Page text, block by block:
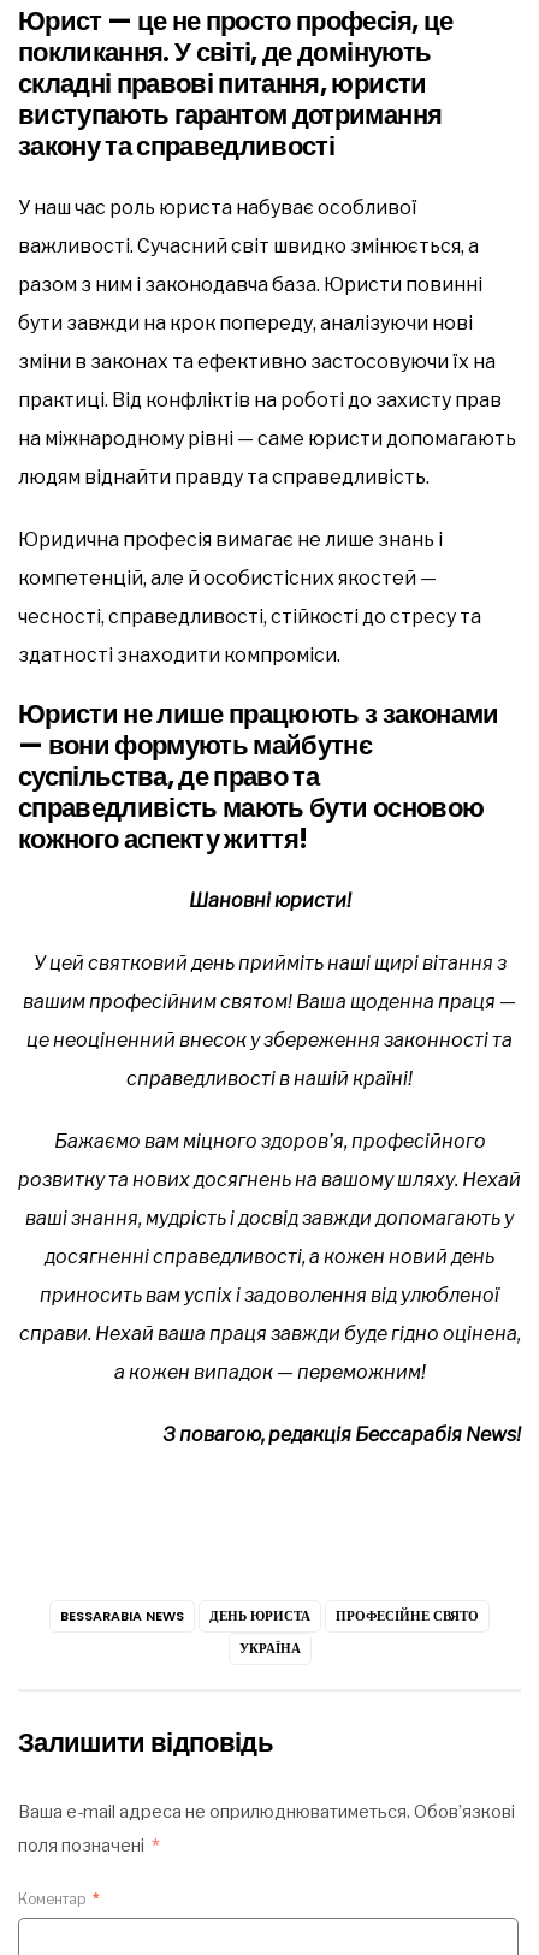
Юрист — це не просто професія, це
покликання. У світі, де домінують
складні правові питання, юристи
виступають гарантом дотримання
закону та справедливості
У наш час роль юриста набуває особливої
важливості. Сучасний світ швидко змінюється, а
разом з ним і законодавча база. Юристи повинні
бути завжди на крок попереду, аналізуючи нові
зміни в законах та ефективно застосовуючи їх на
практиці. Від конфліктів на роботі до захисту прав
на міжнародному рівні — саме юристи допомагають
людям віднайти правду та справедливість.
Юридична професія вимагає не лише знань і
компетенцій, але й особистісних якостей —
чесності, справедливості, стійкості до стресу та
здатності знаходити компроміси.
Юристи не лише працюють з законами
— вони формують майбутнє
суспільства, де право та
справедливість мають бути основою
кожного аспекту життя!
Шановні юристи!
У цей святковий день прийміть наші щирі вітання з
вашим професійним святом! Ваша щоденна праця —
це неоціненний внесок у збереження законності та
справедливості в нашій країні!
Бажаємо вам міцного здоров’я, професійного
розвитку та нових досягнень на вашому шляху. Нехай
ваші знання, мудрість і досвід завжди допомагають у
досягненні справедливості, а кожен новий день
приносить вам успіх і задоволення від улюбленої
справи. Нехай ваша праця завжди буде гідно оцінена,
а кожен випадок — переможним!
З повагою, редакція Бессарабія News!
BESSARABIA NEWS ДЕНЬ ЮРИСТА
ПРОФЕСІЙНЕ СВЯТО
УКРАЇНА
Залишити відповідь
Ваша e-mail адреса не оприлюднюватиметься. Обов’язкові
поля позначені *
Коментар *